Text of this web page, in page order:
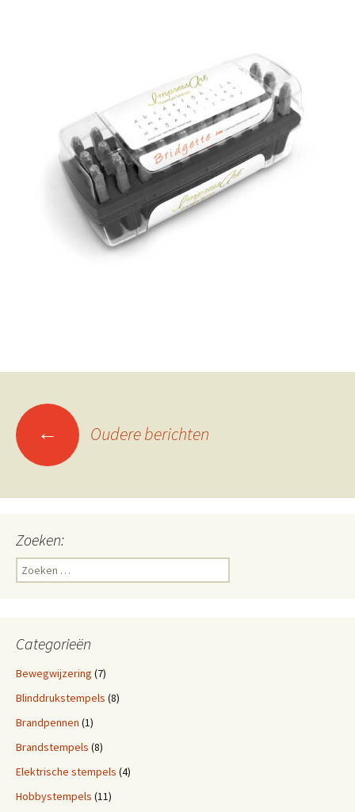
Berichtennavigatie
← Oudere berichten
Zoeken:
o
n
a
a
Categorieën
Bewegwijzering (7)
Blinddrukstempels (8)
Brandpennen (1)
Brandstempels (8)
Elektrische stempels (4)
Hobbystempels (11)